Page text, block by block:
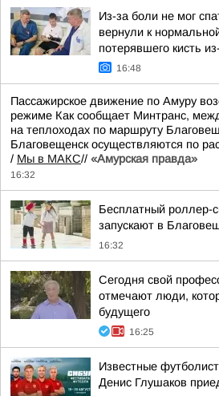
Из-за боли не мог
вернули к
потерявшего кисть
16:48
Пассажирское движение по Амуру
режиме Как сообщает Минтранс,
на теплоходах по маршруту
Благовещенск осуществляются по
/ Мы в МАКС// «Амурская правда»
16:32
Бесплатный роллер-
запускают в
16:32
Сегодня свой
отмечают люди,
будущего
16:25
Известные
Денис Глушаков